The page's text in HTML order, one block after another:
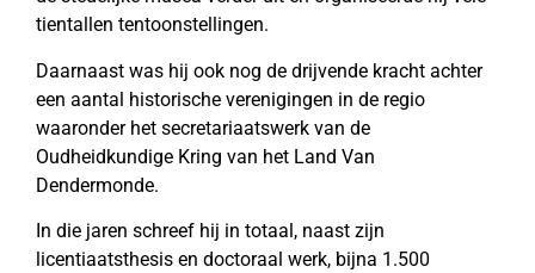
tientallen tentoonstellingen.
Daarnaast was hij ook nog de drijvende kracht achter
een aantal historische verenigingen in de regio
waaronder het secretariaatswerk van de
Oudheidkundige Kring van het Land Van
Dendermonde.
In die jaren schreef hij in totaal, naast zijn
licentiaatsthesis en doctoraal werk, bijna 1.500